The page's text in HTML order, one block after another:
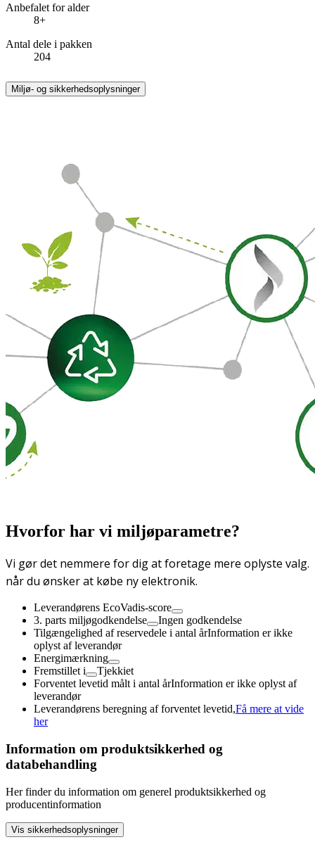
Anbefalet for alder
8+
Antal dele i pakken
204
Miljø- og sikkerhedsoplysninger
Hvorfor har vi miljøparametre?
Vi gør det nemmere for dig at foretage mere oplyste valg.
når du ønsker at købe ny elektronik.
Leverandørens EcoVadis-score
3. parts miljøgodkendelse
Ingen godkendelse
Tilgængelighed af reservedele i antal årInformation er ikke
oplyst af leverandør
Energimærkning
Fremstillet i
Tjekkiet
Forventet levetid målt i antal årInformation er ikke oplyst af
leverandør
Leverandørens beregning af forventet levetid,Få mere at vide
her
Information om produktsikkerhed og
databehandling
Her finder du information om generel produktsikkerhed og
producentinformation
Vis sikkerhedsoplysninger